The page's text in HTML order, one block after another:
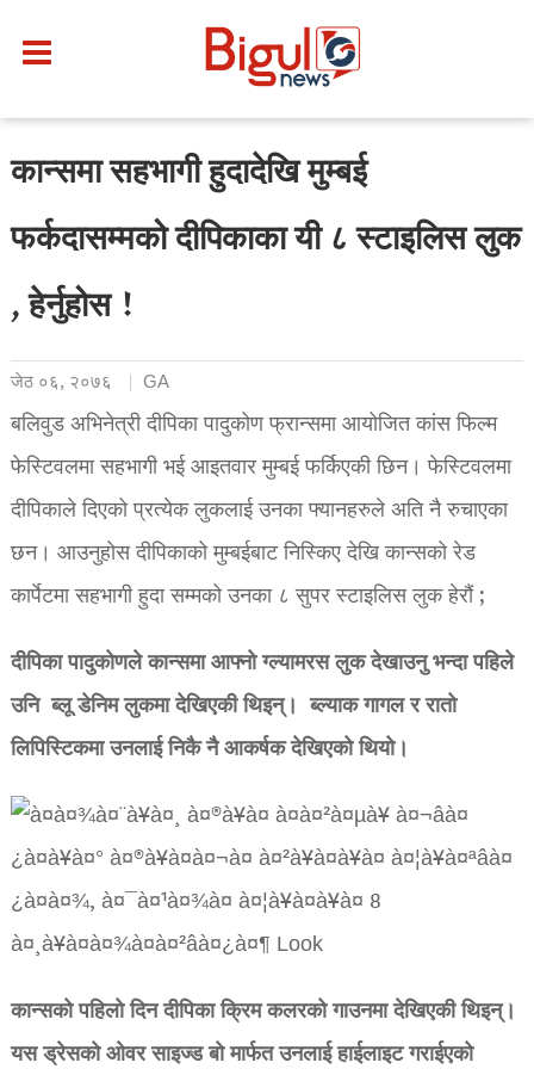
कान्समा सहभागी हुदादेखि मुम्बई
फर्कदासम्मको दीपिकाका यी ८ स्टाइलिस लुक
, हेर्नुहोस !
जेठ ०६, २०७६ GA
बलिवुड अभिनेत्री दीपिका पादुकोण फ्रान्समा आयोजित कांस फिल्म
फेस्टिवलमा सहभागी भई आइतवार मुम्बई फर्किएकी छिन। फेस्टिवलमा
दीपिकाले दिएको प्रत्येक लुकलाई उनका फ्यानहरुले अति नै रुचाएका
छन। आउनुहोस दीपिकाको मुम्बईबाट निस्किए देखि कान्सको रेड
कार्पेटमा सहभागी हुदा सम्मको उनका ८ सुपर स्टाइलिस लुक हेरौं ;
दीपिका पादुकोणले कान्समा आफ्नो ग्ल्यामरस लुक देखाउनु भन्दा पहिले
उनि ब्लू डेन‍िम लुकमा देखिएकी थिइन्। ब्ल्याक गागल र रातो
लिपिस्टिकमा उनलाई निकै नै आकर्षक देखिएको थियो।
कान्सको पहिलो दिन दीपिका क्रिम कलरको गाउनमा देखिएकी थिइन्।
यस ड्रेसको ओवर साइज्ड बो मार्फत उनलाई हाईलाइट गराईएको